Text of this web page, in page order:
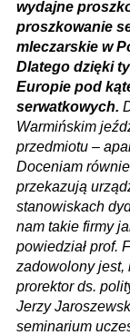
wydajne
proszkowanie
mleczarskie w
Dlatego dzięki
Europie pod
serwatkowych.
Warmińskim
przedmiotu –
Doceniam
przekazują
stanowiskach
nam takie firmy
powiedział prof.
zadowolony jest,
prorektor ds.
Jerzy
seminarium